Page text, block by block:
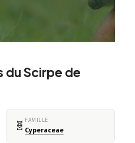
Scirpe de
🧬 FAMILLE
Cyperaceae